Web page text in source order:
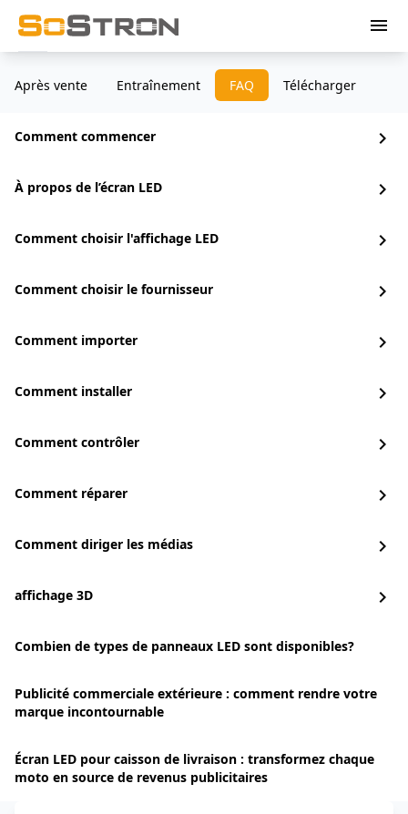
menu
Après vente Entraînement FAQ Télécharger
Comment commencer chevron_right
À propos de l’écran LED chevron_right
Comment choisir l'affichage LED chevron_right
Comment choisir le fournisseur chevron_right
Comment importer chevron_right
Comment installer chevron_right
Comment contrôler chevron_right
Comment réparer chevron_right
Comment diriger les médias chevron_right
affichage 3D chevron_right
Combien de types de panneaux LED sont disponibles?
Publicité commerciale extérieure : comment rendre votre
marque incontournable
Écran LED pour caisson de livraison : transformez chaque
moto en source de revenus publicitaires